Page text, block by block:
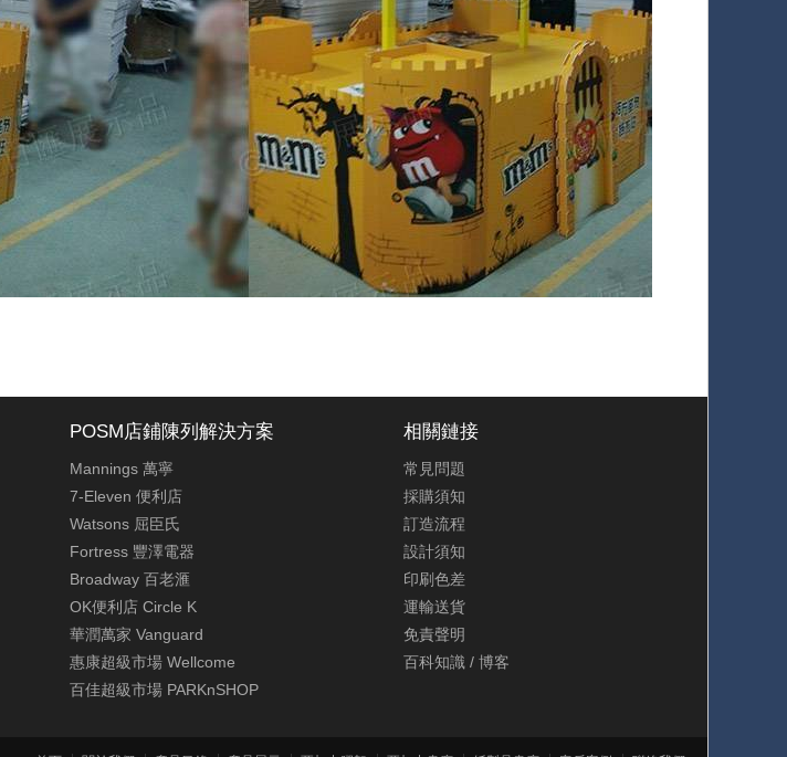
POSM店鋪陳列解決方案
Mannings 萬寧
7-Eleven 便利店
Watsons 屈臣氏
Fortress 豐澤電器
Broadway 百老滙
OK便利店 Circle K
華潤萬家 Vanguard
惠康超級市場 Wellcome
百佳超級市場 PARKnSHOP
相關鏈接
常見問題
採購須知
訂造流程
設計須知
印刷色差
運輸送貨
免責聲明
百科知識 / 博客